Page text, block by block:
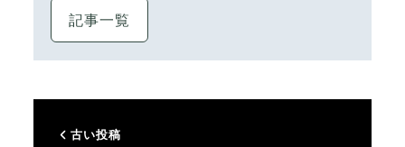
記事一覧
古い投稿